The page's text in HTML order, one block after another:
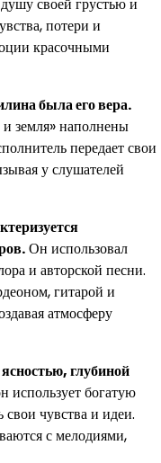
потери и
красочными
была его вера.
земля» наполнены
передает свои
у слушателей
Он использовал
и авторской песни.
гитарой и
атмосферу
глубиной
использует богатую
чувства и идеи.
с мелодиями,